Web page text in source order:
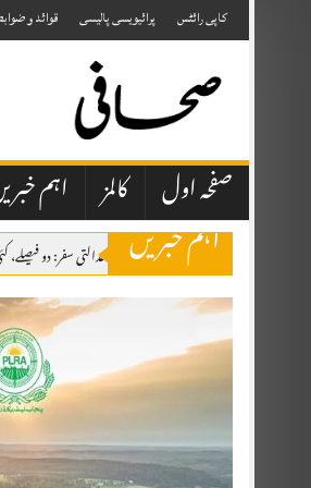
to
content
کاپی رائٹس پرائیویسی پالیسی قوائد و
صفحہ اول کالمز اہم
اہم خبریں
جسٹس مسرت ہلالی کا عدالتی سفر: دو فیصلے، کئی سوالات 9 اور 10 مئی کے مقدمات میں ملٹری کورٹس کی بحالی کی اجازت دی، تاہم حکومت کو پابند کیا کہ ملٹری کورٹس سے سزا پانے والے افراد کو
راجہ فاروق حیدر کی چناری، چکوٹھی آمد،
پیٹرول اور ڈیزل کی قیمتوں میں کمی کا